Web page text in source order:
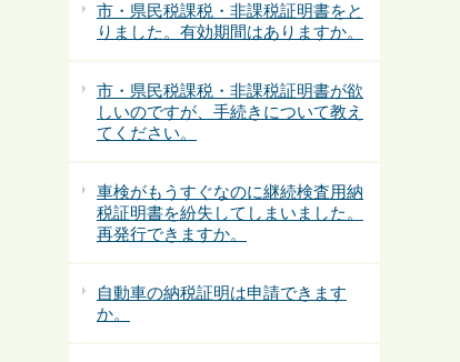
市・県民税課税・非課税証明書をと
りました。有効期間はありますか。
市・県民税課税・非課税証明書が欲
しいのですが、手続きについて教え
てください。
車検がもうすぐなのに継続検査用納
税証明書を紛失してしまいました。
再発行できますか。
自動車の納税証明は申請できます
か。